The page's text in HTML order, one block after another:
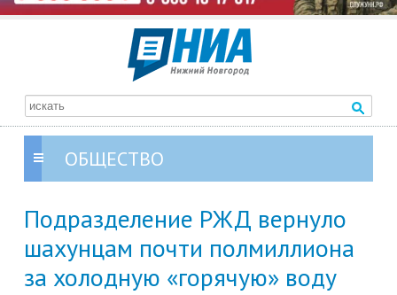
ОБЩЕСТВО
Подразделение РЖД вернуло
шахунцам почти полмиллиона
за холодную «горячую» воду